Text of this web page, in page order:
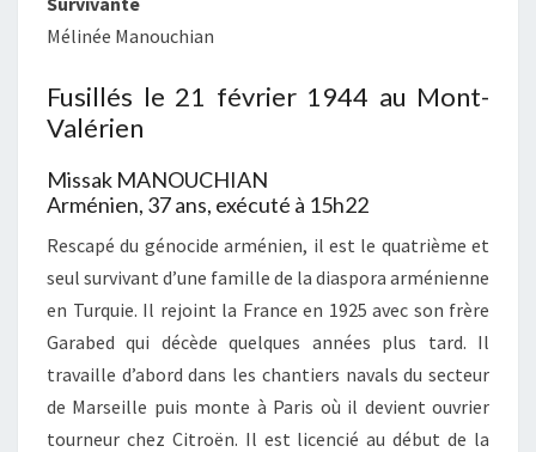
Mélinée Manouchian
Fusillés le 21 février 1944 au Mont-
Valérien
Missak MANOUCHIAN
Arménien, 37 ans, exécuté à 15h22
Rescapé du génocide arménien, il est le quatrième et
seul survivant d’une famille de la diaspora arménienne
en Turquie. Il rejoint la France en 1925 avec son frère
Garabed qui décède quelques années plus tard. Il
travaille d’abord dans les chantiers navals du secteur
de Marseille puis monte à Paris où il devient ouvrier
tourneur chez Citroën. Il est licencié au début de la